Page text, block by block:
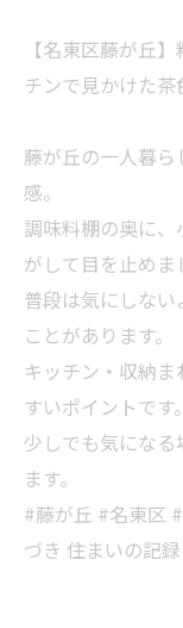
【名東区藤が丘
チンで見かけた茶
藤が丘の一人暮
感。
調味料棚の奥に
がして目を止めま
普段は気にしない
ことがあります。
キッチン・収納
すいポイントです。
少しでも気になる
ます。
#藤が丘 #名東区
づき 住まいの記録